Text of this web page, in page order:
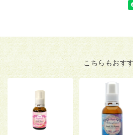
こちらもおす